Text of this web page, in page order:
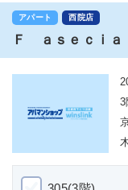
アパート 西院店
Ｆ ａｓｅｃｉ
3